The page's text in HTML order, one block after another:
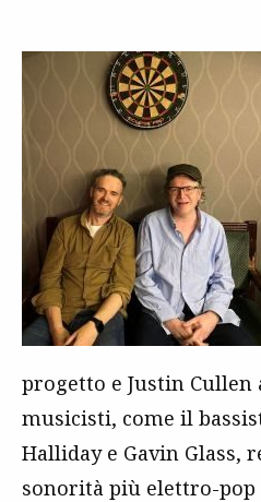
progetto e Justin
musicisti, come il
Halliday e Gavin Glass,
sonorità più elettro-pop